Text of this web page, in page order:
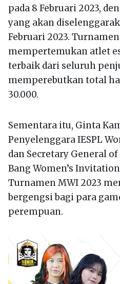
pada 8 Februari 2023,
yang akan
Februari 2023.
mempertemukan atlet
terbaik dari seluruh
memperebutkan total
30.000.
Sementara itu, Ginta
Penyelenggara IESPL
dan Secretary General
Bang Women’s
Turnamen MWI 2023
bergengsi bagi para
perempuan.